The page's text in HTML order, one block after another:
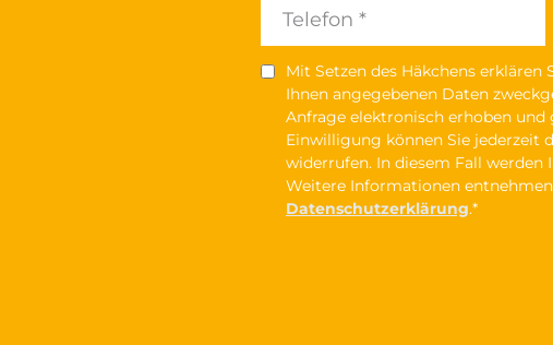
Mit Setzen des Häkchens erklären
Ihnen angegebenen Daten
Anfrage elektronisch erhoben und
Einwilligung können Sie jederzeit
widerrufen. In diesem Fall
Weitere Informationen
Datenschutzerklärung.*